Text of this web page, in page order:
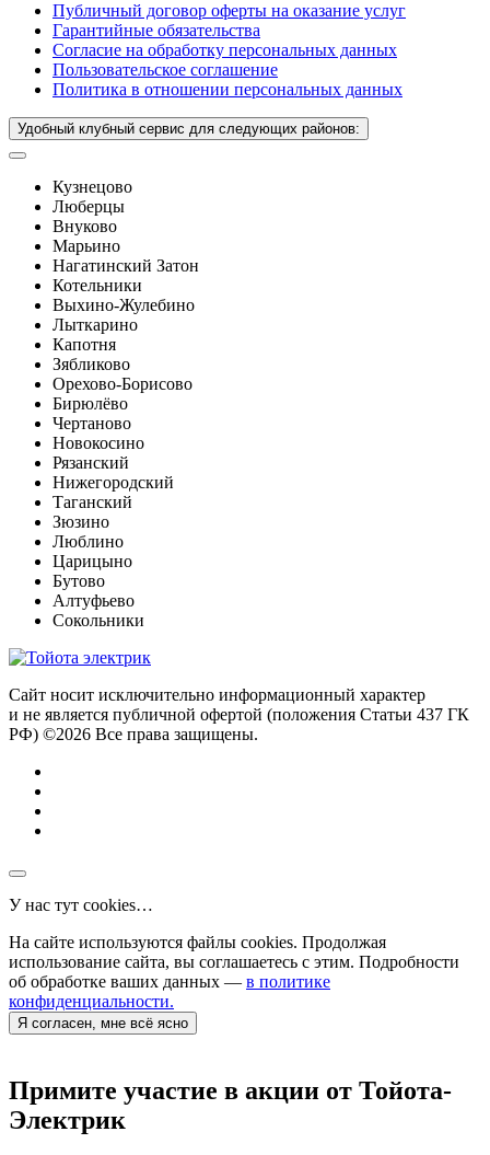
Публичный договор оферты на оказание услуг
Гарантийные обязательства
Согласие на обработку персональных данных
Пользовательское соглашение
Политика в отношении персональных данных
Удобный клубный сервис для следующих районов:
Кузнецово
Люберцы
Внуково
Марьино
Нагатинский Затон
Котельники
Выхино-Жулебино
Лыткарино
Капотня
Зябликово
Орехово-Борисово
Бирюлёво
Чертаново
Новокосино
Рязанский
Нижегородский
Таганский
Зюзино
Люблино
Царицыно
Бутово
Алтуфьево
Сокольники
Сайт носит исключительно информационный характер
и не является публичной офертой (положения Статьи 437 ГК
РФ) ©2026 Все права защищены.
У нас тут cookies…
На сайте используются файлы cookies. Продолжая
использование сайта, вы соглашаетесь с этим. Подробности
об обработке ваших данных — в политике
конфиденциальности.
Я согласен, мне всё ясно
Примите участие в акции от Тойота-
Электрик